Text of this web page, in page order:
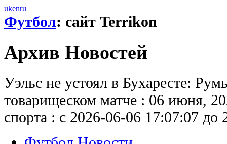
ukenru
Футбол: сайт Terrikon
Архив Новостей
Уэльс не устоял в Бухаресте:
товарищеском матче : 06 июня,
спорта : с 2026-06-06 17:07:07 до